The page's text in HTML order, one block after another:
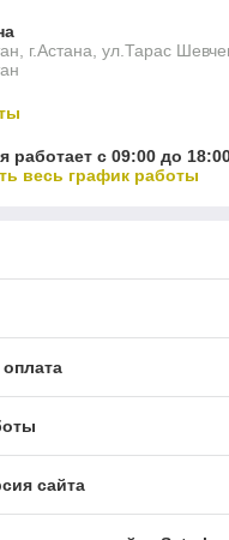
г.Астана, ул.Тарас
работает с 09:00 до
весь график работы
сайта